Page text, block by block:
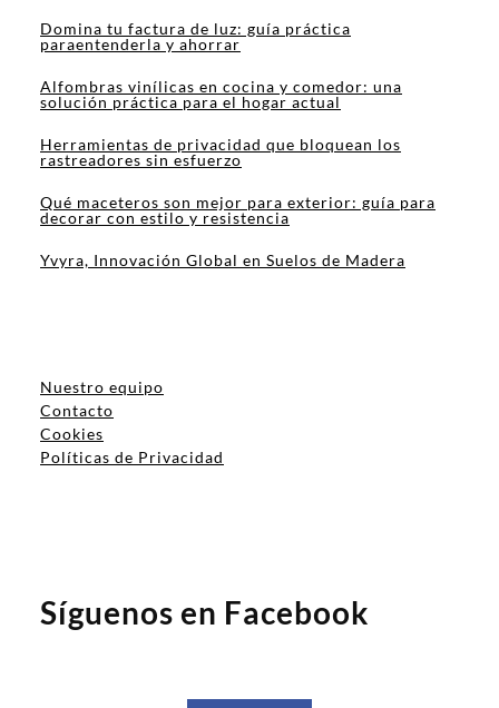
Domina tu factura de luz: guía práctica
paraentenderla y ahorrar
Alfombras vinílicas en cocina y comedor: una
solución práctica para el hogar actual
Herramientas de privacidad que bloquean los
rastreadores sin esfuerzo
Qué maceteros son mejor para exterior: guía para
decorar con estilo y resistencia
Yvyra, Innovación Global en Suelos de Madera
Nuestro equipo
Contacto
Cookies
Políticas de Privacidad
Síguenos en Facebook